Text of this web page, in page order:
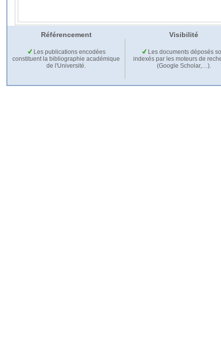
Référencement Visibilité
Les publications encodées
constituent la bibliographie académique
de l'Université.
Les documents déposés
indexés par les moteurs de
(Google Scholar,…).